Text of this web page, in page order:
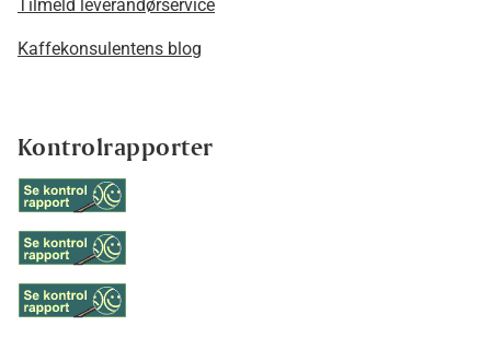
Tilmeld leverandørservice
Kaffekonsulentens blog
Kontrolrapporter